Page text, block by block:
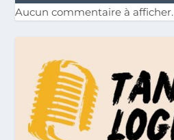
Aucun commentaire à afficher.